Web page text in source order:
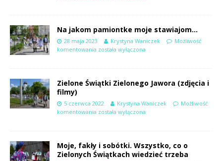
Na jakom pamiontke moje stawiajom…
28 maja 2023 Krystyna Waniczek
Możliwość
komentowania została wyłączona
Zielone Świątki Zielonego Jawora (zdjęcia i
filmy)
5 czerwca 2022 Krystyna Waniczek
Możliwość
komentowania została wyłączona
Moje, fakły i sobótki. Wszystko, co o
Zielonych Świątkach wiedzieć trzeba